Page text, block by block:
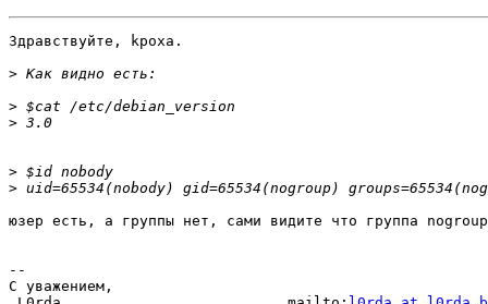
Здравствуйте, kpoxa.
>
>
>
>
>
юзер есть, а группы нет, сами видите что группа
--
С уважением,